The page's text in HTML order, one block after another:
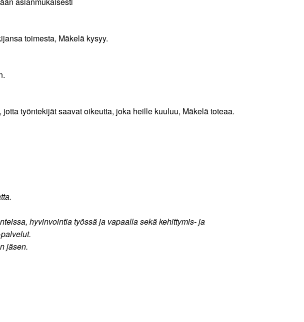
toimesta, Mäkelä kysyy.
työntekijät saavat oikeutta, joka heille kuuluu, Mäkelä toteaa.
hyvinvointia työssä ja vapaalla sekä kehittymis- ja
jäsen.